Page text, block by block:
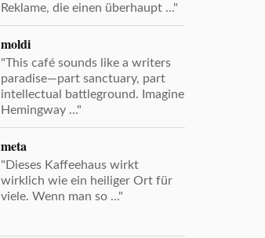
Reklame, die einen überhaupt ..."
moldi
"This café sounds like a writers
paradise—part sanctuary, part
intellectual battleground. Imagine
Hemingway ..."
meta
"Dieses Kaffeehaus wirkt
wirklich wie ein heiliger Ort für
viele. Wenn man so ..."